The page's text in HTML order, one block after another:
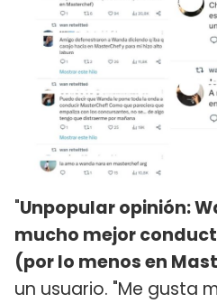
"Unpopular opinión:
mucho mejor
(por lo menos en
un usuario. "Me gusta